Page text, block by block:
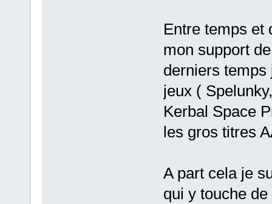
Entre temps et
mon support
derniers temps
jeux (
Kerbal Space
les gros titres
A part cela je
qui y touche